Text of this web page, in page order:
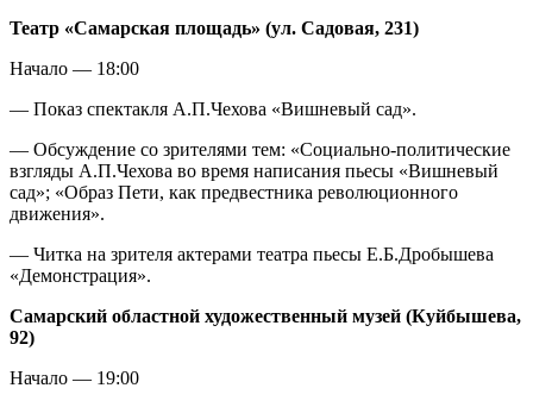
Театр «Самарская площадь» (ул. Садовая, 231)
Начало — 18:00
— Показ спектакля А.П.Чехова «Вишневый сад».
— Обсуждение со зрителями тем: «Социально-политические
взгляды А.П.Чехова во время написания пьесы «Вишневый
сад»; «Образ Пети, как предвестника революционного
движения».
— Читка на зрителя актерами театра пьесы Е.Б.Дробышева
«Демонстрация».
Самарский областной художественный музей (Куйбышева,
92)
Начало — 19:00